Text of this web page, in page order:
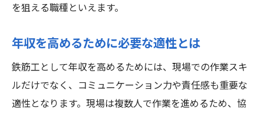
を狙える職種といえます。
年収を高めるために必要な適性とは
鉄筋工として年収を高めるためには、現場での作業スキ
ルだけでなく、コミュニケーション力や責任感も重要な
適性となります。現場は複数人で作業を進めるため、協